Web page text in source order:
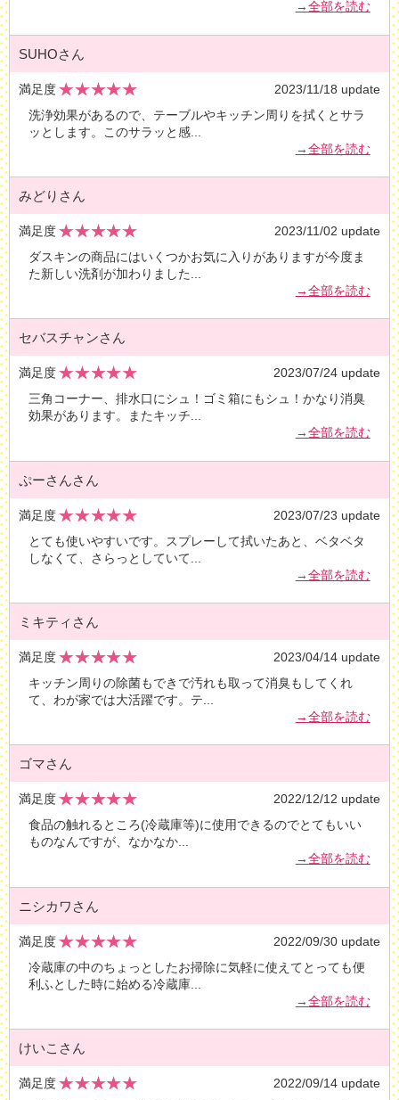
→全部を読む
SUHOさん
満足度
2023/11/18 update
洗浄効果があるので、テーブルやキッチン周りを拭くとサラ
ッとします。このサラッと感
→全部を読む
みどりさん
満足度
2023/11/02 update
ダスキンの商品にはいくつかお気に入りがありますが今度ま
た新しい洗剤が加わりました
→全部を読む
セバスチャンさん
満足度
2023/07/24 update
三角コーナー、排水口にシュ！ゴミ箱にもシュ！かなり消臭
効果があります。またキッチ...
→全部を読む
ぷーさんさん
満足度
2023/07/23 update
とても使いやすいです。スプレーして拭いたあと、ベタベタ
しなくて、さらっとしていて
→全部を読む
ミキティさん
満足度
2023/04/14 update
キッチン周りの除菌もできで汚れも取って消臭もしてくれ
て、わが家では大活躍です。テ
→全部を読む
ゴマさん
満足度
2022/12/12 update
食品の触れるところ(冷蔵庫等)に使用できるのでとてもいい
ものなんですが、なかなか...
→全部を読む
ニシカワさん
満足度
2022/09/30 update
冷蔵庫の中のちょっとしたお掃除に気軽に使えてとっても便
利ふとした時に始める冷蔵庫
→全部を読む
けいこさん
満足度
2022/09/14 update